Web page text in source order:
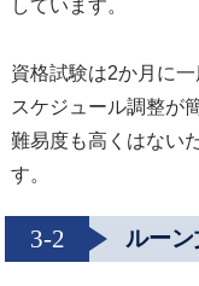
しています。
資格試験は2か月に
スケジュール調整が
難易度も高くはない
す。
3-2 ルー